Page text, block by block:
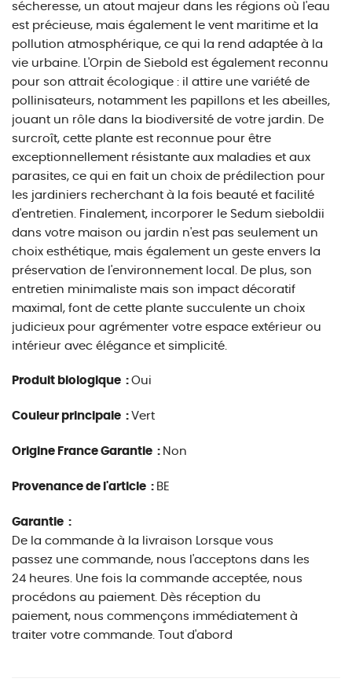
sécheresse, un atout majeur dans les régions où l'eau
est précieuse, mais également le vent maritime et la
pollution atmosphérique, ce qui la rend adaptée à la
vie urbaine. L'Orpin de Siebold est également reconnu
pour son attrait écologique : il attire une variété de
pollinisateurs, notamment les papillons et les abeilles,
jouant un rôle dans la biodiversité de votre jardin. De
surcroît, cette plante est reconnue pour être
exceptionnellement résistante aux maladies et aux
parasites, ce qui en fait un choix de prédilection pour
les jardiniers recherchant à la fois beauté et facilité
d'entretien. Finalement, incorporer le Sedum sieboldii
dans votre maison ou jardin n'est pas seulement un
choix esthétique, mais également un geste envers la
préservation de l'environnement local. De plus, son
entretien minimaliste mais son impact décoratif
maximal, font de cette plante succulente un choix
judicieux pour agrémenter votre espace extérieur ou
intérieur avec élégance et simplicité.
Produit biologique : Oui
Couleur principale : Vert
Origine France Garantie : Non
Provenance de l'article : BE
Garantie :
De la commande à la livraison Lorsque vous
passez une commande, nous l'acceptons dans les
24 heures. Une fois la commande acceptée, nous
procédons au paiement. Dès réception du
paiement, nous commençons immédiatement à
traiter votre commande. Tout d'abord